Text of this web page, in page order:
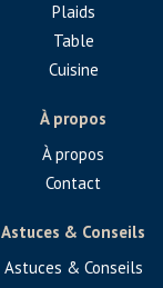
Plaids
Table
Cuisine
À propos
À propos
Contact
Astuces & Conseils
Astuces & Conseils